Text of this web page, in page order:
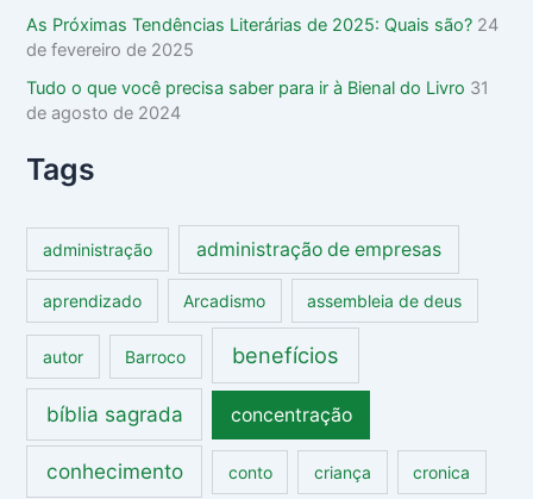
As Próximas Tendências Literárias de 2025: Quais são? 24
de fevereiro de 2025
Tudo o que você precisa saber para ir à Bienal do Livro 31
de agosto de 2024
Tags
administração administração de empresas
aprendizado Arcadismo assembleia de deus
autor Barroco benefícios
bíblia sagrada concentração
conhecimento conto criança cronica